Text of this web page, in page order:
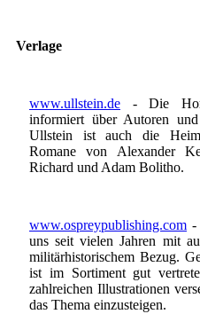
Verlage
www.ullstein.de - Die
informiert über Autoren
Ullstein ist auch die
Romane von Alexander
Richard und Adam Bolitho.
www.ospreypublishing.com -
uns seit vielen Jahren mit
militärhistorischem Bezug.
ist im Sortiment gut
zahlreichen Illustrationen
das Thema einzusteigen.